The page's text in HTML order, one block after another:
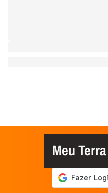
Meu Terra